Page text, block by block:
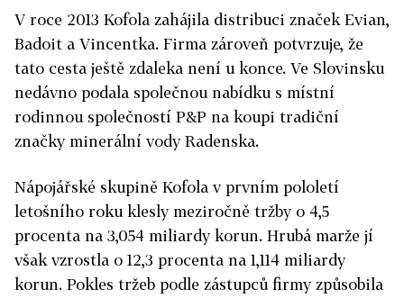
V roce 2013 Kofola zahájila distribuci značek Evian,
Badoit a Vincentka. Firma zároveň potvrzuje, že
tato cesta ještě zdaleka není u konce. Ve Slovinsku
nedávno podala společnou nabídku s místní
rodinnou společností P&P na koupi tradiční
značky minerální vody Radenska.
Nápojářské skupině Kofola v prvním pololetí
letošního roku klesly meziročně tržby o 4,5
procenta na 3,054 miliardy korun. Hrubá marže jí
však vzrostla o 12,3 procenta na 1,114 miliardy
korun. Pokles tržeb podle zástupců firmy způsobila